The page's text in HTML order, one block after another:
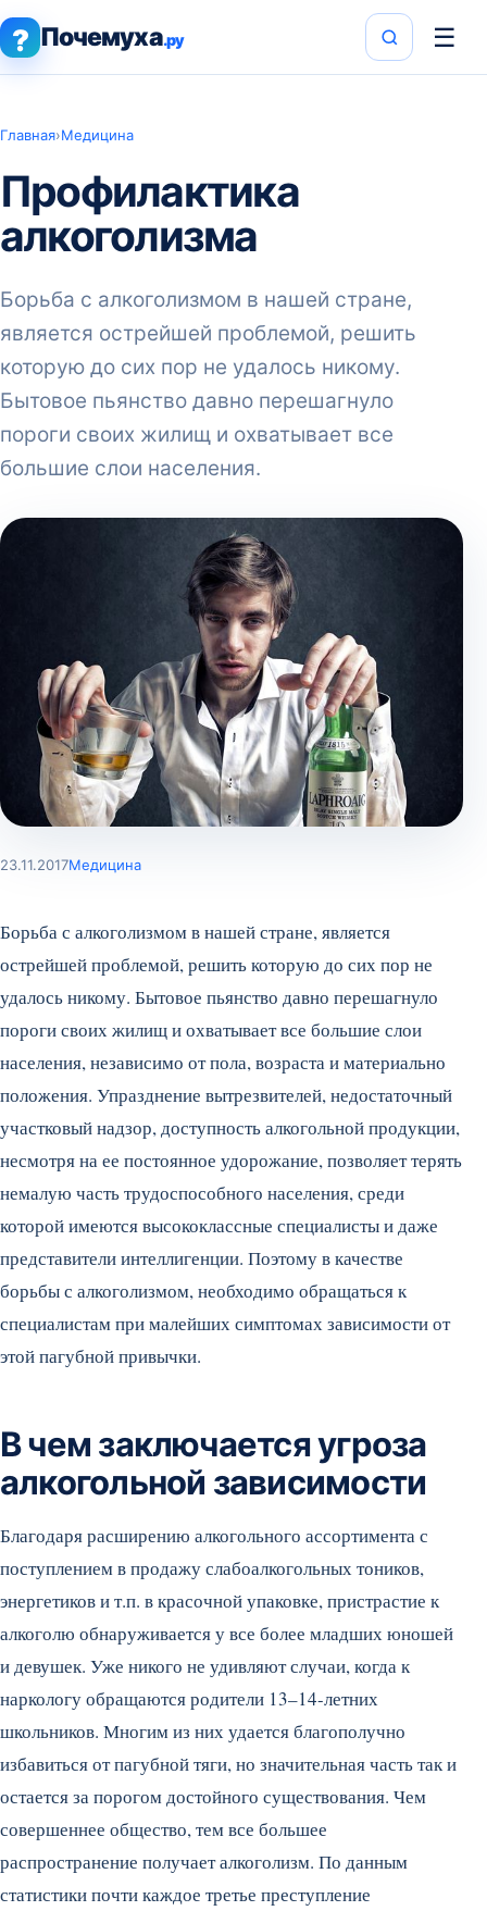
? Почемуха.ру ☰
Главная›Медицина
Профилактика
алкоголизма
Борьба с алкоголизмом в нашей стране,
является острейшей проблемой, решить
которую до сих пор не удалось никому.
Бытовое пьянство давно перешагнуло
пороги своих жилищ и охватывает все
большие слои населения.
23.11.2017Медицина
Борьба с алкоголизмом в нашей стране, является
острейшей проблемой, решить которую до сих пор не
удалось никому. Бытовое пьянство давно перешагнуло
пороги своих жилищ и охватывает все большие слои
населения, независимо от пола, возраста и материально
положения. Упразднение вытрезвителей, недостаточный
участковый надзор, доступность алкогольной продукции,
несмотря на ее постоянное удорожание, позволяет терять
немалую часть трудоспособного населения, среди
которой имеются высококлассные специалисты и даже
представители интеллигенции. Поэтому в качестве
борьбы с алкоголизмом, необходимо обращаться к
специалистам при малейших симптомах зависимости от
этой пагубной привычки.
В чем заключается угроза
алкогольной зависимости
Благодаря расширению алкогольного ассортимента с
поступлением в продажу слабоалкогольных тоников,
энергетиков и т.п. в красочной упаковке, пристрастие к
алкоголю обнаруживается у все более младших юношей
и девушек. Уже никого не удивляют случаи, когда к
наркологу обращаются родители 13–14-летних
школьников. Многим из них удается благополучно
избавиться от пагубной тяги, но значительная часть так и
остается за порогом достойного существования. Чем
совершеннее общество, тем все большее
распространение получает алкоголизм. По данным
статистики почти каждое третье преступление